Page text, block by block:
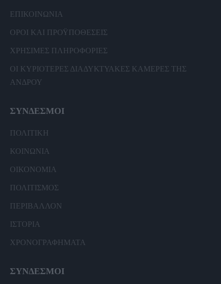
ΕΠΙΚΟΙΝΩΝΙΑ
ΟΡΟΙ ΚΑΙ ΠΡΟΫΠΟΘΕΣΕΙΣ
ΧΡΗΣΙΜΕΣ ΠΛΗΡΟΦΟΡΙΕΣ
ΟΙ ΚΥΡΙΟΤΕΡΕΣ ΔΙΑΔΥΚΤΥΑΚΕΣ ΚΑΜΕΡΕΣ ΤΗΣ
ΑΝΔΡΟΥ
ΣΥΝΔΕΣΜΟΙ
ΠΟΛΙΤΙΚΗ
ΚΟΙΝΩΝΙΑ
ΟΙΚΟΝΟΜΙΑ
ΠΟΛΙΤΙΣΜΟΣ
ΠΕΡΙΒΑΛΛΟΝ
ΙΣΤΟΡΙΑ
ΧΡΟΝΟΓΡΑΦΗΜΑΤΑ
ΣΥΝΔΕΣΜΟΙ